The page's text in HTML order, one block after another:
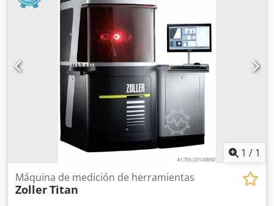
- - - - - - - - - - - - - - - - - Csdpfezd Hdzox Abzsrf #Etiquetas:
VIVA720 | VIVA-720
1 / 1
Máquina de medición de herramientas
ZollerTitan